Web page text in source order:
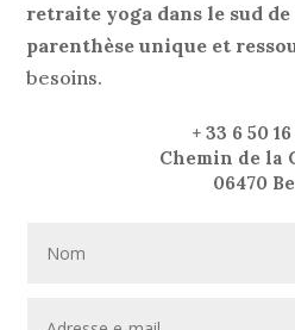
retraite yoga dans le sud
parenthèse unique et
besoins.
+ 33 6 50
Chemin de la
06470